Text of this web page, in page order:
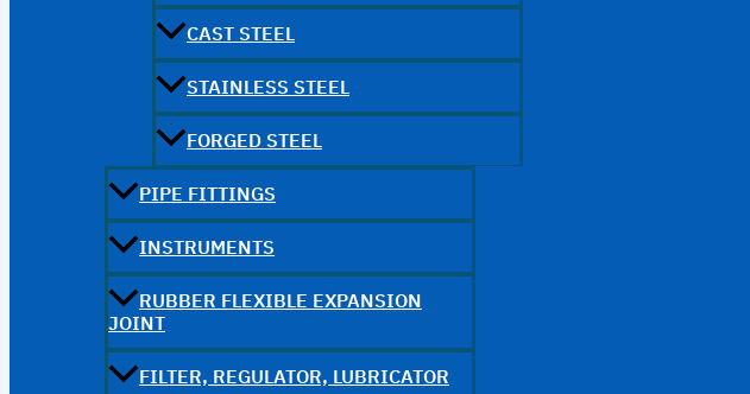
CAST STEEL
STAINLESS STEEL
FORGED STEEL
PIPE FITTINGS
INSTRUMENTS
RUBBER FLEXIBLE EXPANSION
JOINT
FILTER, REGULATOR, LUBRICATOR